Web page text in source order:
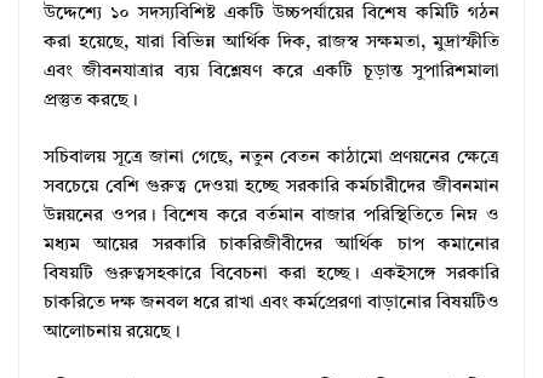
উদ্দেশ্যে ১০ সদস্যবিশিষ্ট একটি উচ্চপর্যায়ের বিশেষ কমিটি গঠন
করা হয়েছে, যারা বিভিন্ন আর্থিক দিক, রাজস্ব সক্ষমতা, মুদ্রাস্ফীতি
এবং জীবনযাত্রার ব্যয় বিশ্লেষণ করে একটি চূড়ান্ত সুপারিশমালা
প্রস্তুত করছে।
সচিবালয় সূত্রে জানা গেছে, নতুন বেতন কাঠামো প্রণয়নের ক্ষেত্রে
সবচেয়ে বেশি গুরুত্ব দেওয়া হচ্ছে সরকারি কর্মচারীদের জীবনমান
উন্নয়নের ওপর। বিশেষ করে বর্তমান বাজার পরিস্থিতিতে নিম্ন ও
মধ্যম আয়ের সরকারি চাকরিজীবীদের আর্থিক চাপ কমানোর
বিষয়টি গুরুত্বসহকারে বিবেচনা করা হচ্ছে। একইসঙ্গে সরকারি
চাকরিতে দক্ষ জনবল ধরে রাখা এবং কর্মপ্রেরণা বাড়ানোর বিষয়টিও
আলোচনায় রয়েছে।